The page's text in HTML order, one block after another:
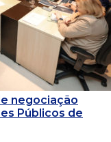
negociação
Públicos de